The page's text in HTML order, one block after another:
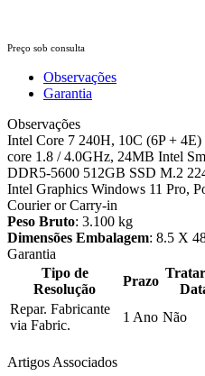
Preço sob consulta
Observações
Garantia
Observações
Intel Core 7 240H, 10C (6P +
core 1.8 / 4.0GHz, 24MB Intel
DDR5-5600 512GB SSD M.2
Intel Graphics Windows 11 Pro,
Courier or Carry-in
Peso Bruto: 3.100 kg
Dimensões Embalagem: 8.5 X
Garantia
Tipo de
Resolução
Prazo
Repar. Fabricante
via Fabric.
1 Ano Não
Artigos Associados